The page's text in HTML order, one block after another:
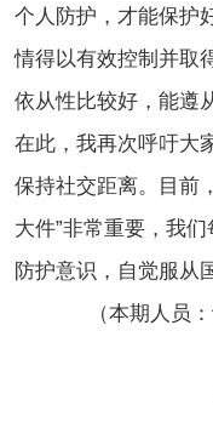
个人防护，才能保护
情得以有效控制并取
依从性比较好，能遵
在此，我再次呼吁大
保持社交距离。目前
大件”非常重要，我
防护意识，自觉服从
（本期人员：